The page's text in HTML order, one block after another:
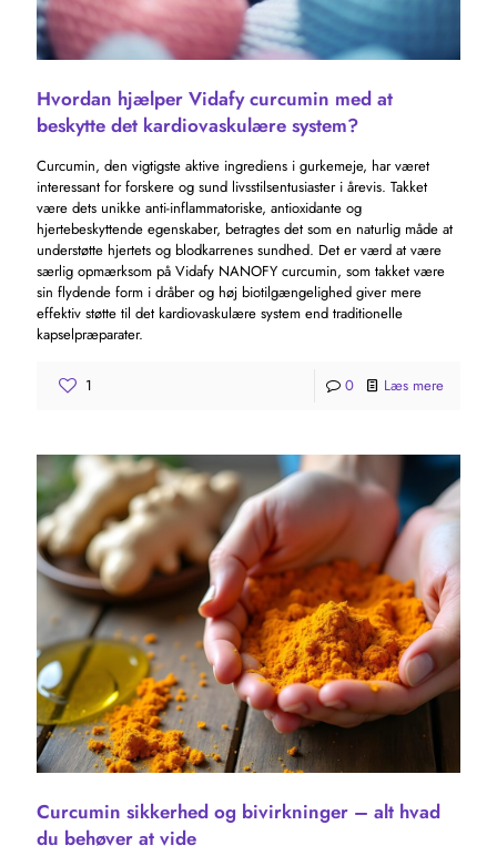
Hvordan hjælper Vidafy curcumin med at
beskytte det kardiovaskulære system?
Curcumin, den vigtigste aktive ingrediens i gurkemeje, har været
interessant for forskere og sund livsstilsentusiaster i årevis. Takket
være dets unikke anti-inflammatoriske, antioxidante og
hjertebeskyttende egenskaber, betragtes det som en naturlig måde at
understøtte hjertets og blodkarrenes sundhed. Det er værd at være
særlig opmærksom på Vidafy NANOFY curcumin, som takket være
sin flydende form i dråber og høj biotilgængelighed giver mere
effektiv støtte til det kardiovaskulære system end traditionelle
kapselpræparater.
1 0 Læs mere
Curcumin sikkerhed og bivirkninger – alt hvad
du behøver at vide